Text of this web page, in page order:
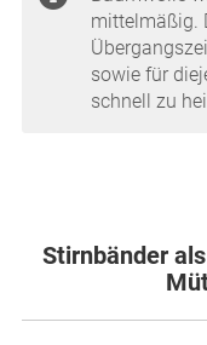
mittelmäßig.
sowie für
schnell zu
Stirnbänder